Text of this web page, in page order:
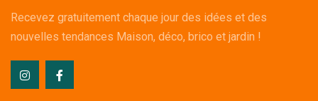
Recevez gratuitement chaque jour des idées et des
nouvelles tendances Maison, déco, brico et jardin !